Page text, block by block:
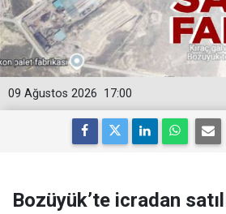
17:00
09 Ağustos 2026
Bozüyük’te icradan